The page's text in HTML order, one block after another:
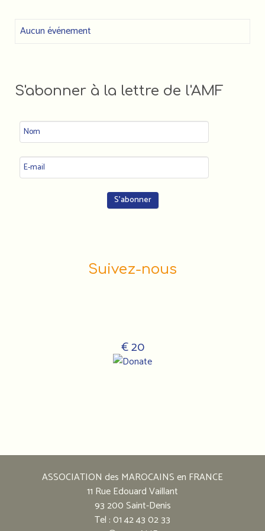
Aucun événement
S'abonner à la lettre de l'AMF
Suivez-nous
€ 20
:
Association
ASSOCIATION des MAROCAINS en FRANCE
11 Rue Edouard Vaillant
93 200 Saint-Denis
Tel : 01 42 43 02 33